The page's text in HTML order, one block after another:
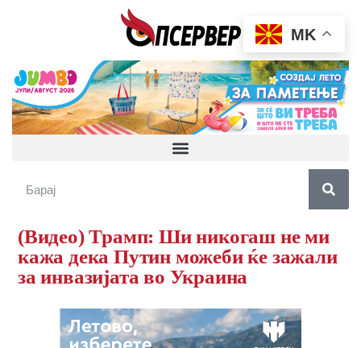
(Видео) Трамп: Ши никогаш не ми
кажа дека Путин можеби ќе зажали
за инвазијата во Украина
MK